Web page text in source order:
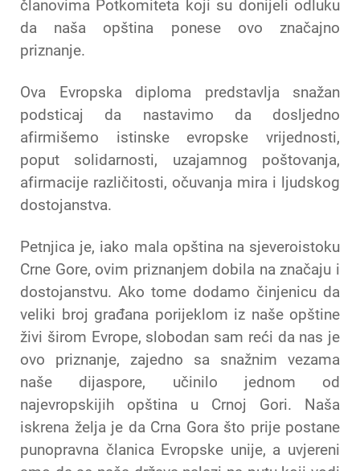
članovima Potkomiteta koji su donijeli odluku
da naša opština ponese ovo značajno
priznanje.
Ova Evropska diploma predstavlja snažan
podsticaj da nastavimo da dosljedno
afirmišemo istinske evropske vrijednosti,
poput solidarnosti, uzajamnog poštovanja,
afirmacije različitosti, očuvanja mira i ljudskog
dostojanstva.
Petnjica je, iako mala opština na sjeveroistoku
Crne Gore, ovim priznanjem dobila na značaju i
dostojanstvu. Ako tome dodamo činjenicu da
veliki broj građana porijeklom iz naše opštine
živi širom Evrope, slobodan sam reći da nas je
ovo priznanje, zajedno sa snažnim vezama
naše dijaspore, učinilo jednom od
najevropskijih opština u Crnoj Gori. Naša
iskrena želja je da Crna Gora što prije postane
punopravna članica Evropske unije, a uvjereni